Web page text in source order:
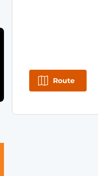
Route